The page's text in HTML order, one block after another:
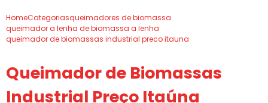
HomeCategoriasqueimadores de biomassa
queimador a lenha de biomassa a lenha
queimador de biomassas industrial preco itauna
Queimador de Biomassas
Industrial Preço Itaúna